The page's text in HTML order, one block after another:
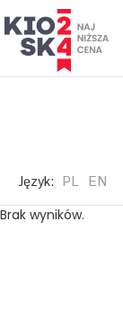
Język: PL EN
Brak wyników.